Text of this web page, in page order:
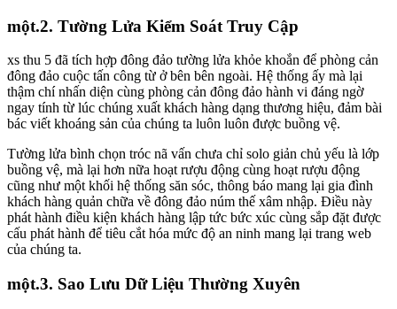
một.2. Tường Lửa Kiểm Soát Truy Cập
xs thu 5 đã tích hợp đông đảo tường lửa khỏe khoắn để phòng cản
đông đảo cuộc tấn công từ ở bên bên ngoài. Hệ thống ấy mà lại
thậm chí nhấn diện cùng phòng cản đông đảo hành vi đáng ngờ
ngay tính từ lúc chúng xuất khách hàng dạng thương hiệu, đảm bài
bác viết khoáng sản của chúng ta luôn luôn được buồng vệ.
Tường lửa bình chọn tróc nã vấn chưa chỉ solo giản chủ yếu là lớp
buồng vệ, mà lại hơn nữa hoạt rượu động cùng hoạt rượu động
cũng như một khối hệ thống săn sóc, thông báo mang lại gia đình
khách hàng quản chữa về đông đảo núm thế xâm nhập. Điều này
phát hành điều kiện khách hàng lập tức bức xúc cùng sắp đặt được
cấu phát hành để tiêu cắt hóa mức độ an ninh mang lại trang web
của chúng ta.
một.3. Sao Lưu Dữ Liệu Thường Xuyên